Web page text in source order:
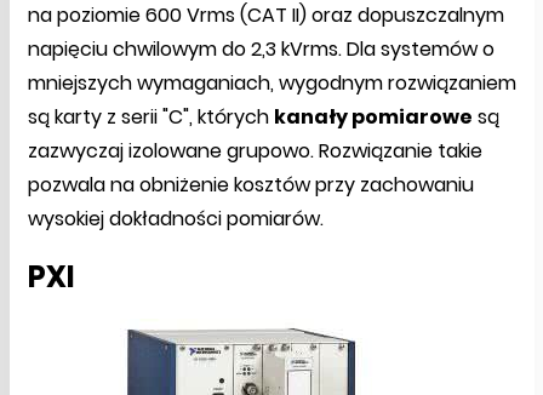
na poziomie 600 Vrms (CAT II) oraz dopuszczalnym
napięciu chwilowym do 2,3 kVrms. Dla systemów o
mniejszych wymaganiach, wygodnym rozwiązaniem
są karty z serii "C", których kanały pomiarowe są
zazwyczaj izolowane grupowo. Rozwiązanie takie
pozwala na obniżenie kosztów przy zachowaniu
wysokiej dokładności pomiarów.
PXI